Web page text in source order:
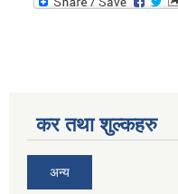
कर तथा शुल्कहरु
अन्य